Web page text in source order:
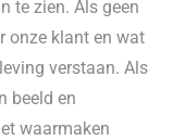
te zien. Als geen
onze klant en wat
verstaan. Als
beeld en
waarmaken